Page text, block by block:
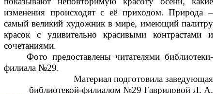
изменения происходят с её приходом. Природа –
самый великий художник в мире, имеющий палитру
красок с удивительно красивыми контрастами и
сочетаниями.
Фото предоставлены читателями библиотеки-
филиала №29.
Материал подготовила заведующая
библиотекой-филиалом №29 Гавриловой Л. А.